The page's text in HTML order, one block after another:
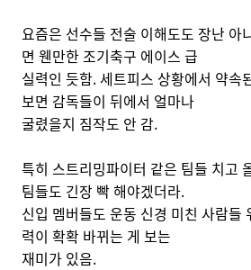
요즘은 선수들 전술 이해도도 장난 아
면 웬만한 조기축구 에이스 급
실력인 듯함. 세트피스 상황에서 약속
보면 감독들이 뒤에서 얼마나
굴렸을지 짐작도 안 감.
특히 스트리밍파이터 같은 팀들 치고
팀들도 긴장 빡 해야겠더라.
신입 멤버들도 운동 신경 미친 사람들
력이 확확 바뀌는 게 보는
재미가 있음.